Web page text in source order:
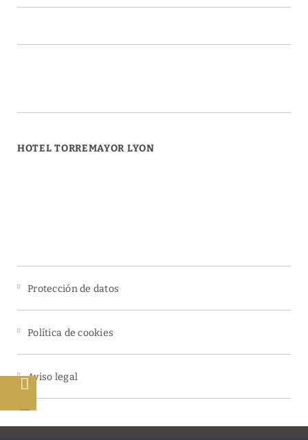
HOTEL TORREMAYOR LYON
Protección de datos
Política de cookies
Aviso legal